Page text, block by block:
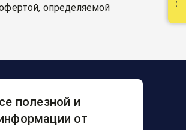
определяемой
полезной и
от